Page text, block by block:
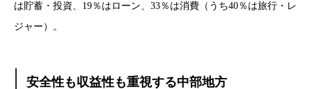
は貯蓄・投資、19％はローン、33％は消費（うち40％は旅行・レ
ジャー）。
安全性も収益性も重視する中部地方